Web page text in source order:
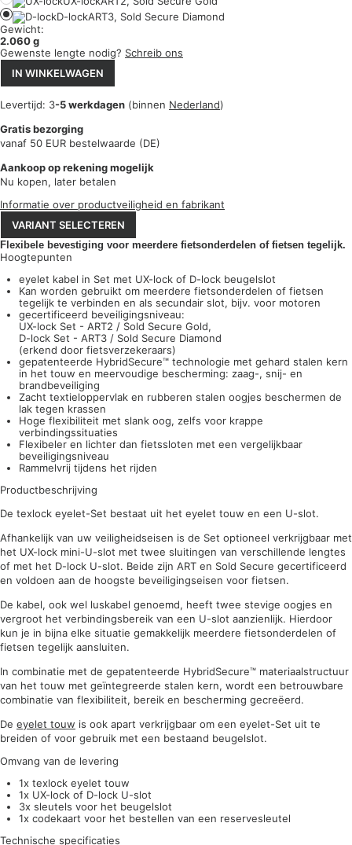
D-lockART3, Sold Secure Diamond
Gewicht:
2.060 g
Gewenste lengte nodig? Schreib ons
IN WINKELWAGEN
Levertijd: 3-5 werkdagen (binnen Nederland)
Gratis bezorging
vanaf 50 EUR bestelwaarde (DE)
Aankoop op rekening mogelijk
Nu kopen, later betalen
Informatie over productveiligheid en fabrikant
VARIANT SELECTEREN
Flexibele bevestiging voor meerdere fietsonderdelen of fietsen tegelijk.
Hoogtepunten
eyelet kabel in Set met UX-lock of D-lock beugelslot
Kan worden gebruikt om meerdere fietsonderdelen of fietsen
tegelijk te verbinden en als secundair slot, bijv. voor motoren
gecertificeerd beveiligingsniveau:
UX-lock Set - ART2 / Sold Secure Gold,
D-lock Set - ART3 / Sold Secure Diamond
(erkend door fietsverzekeraars)
gepatenteerde HybridSecure™ technologie met gehard stalen kern
in het touw en meervoudige bescherming: zaag-, snij- en
brandbeveiliging
Zacht textieloppervlak en rubberen stalen oogjes beschermen de
lak tegen krassen
Hoge flexibiliteit met slank oog, zelfs voor krappe
verbindingssituaties
Flexibeler en lichter dan fietssloten met een vergelijkbaar
beveiligingsniveau
Rammelvrij tijdens het rijden
Productbeschrijving
De texlock eyelet-Set bestaat uit het eyelet touw en een U-slot.
Afhankelijk van uw veiligheidseisen is de Set optioneel verkrijgbaar met
het UX-lock mini-U-slot met twee sluitingen van verschillende lengtes
of met het D-lock U-slot. Beide zijn ART en Sold Secure gecertificeerd
en voldoen aan de hoogste beveiligingseisen voor fietsen.
De kabel, ook wel luskabel genoemd, heeft twee stevige oogjes en
vergroot het verbindingsbereik van een U-slot aanzienlijk. Hierdoor
kun je in bijna elke situatie gemakkelijk meerdere fietsonderdelen of
fietsen tegelijk aansluiten.
In combinatie met de gepatenteerde HybridSecure™ materiaalstructuur
van het touw met geïntegreerde stalen kern, wordt een betrouwbare
combinatie van flexibiliteit, bereik en bescherming gecreëerd.
De eyelet touw is ook apart verkrijgbaar om een eyelet-Set uit te
breiden of voor gebruik met een bestaand beugelslot.
Omvang van de levering
1x texlock eyelet touw
1x UX-lock of D-lock U-slot
3x sleutels voor het beugelslot
1x codekaart voor het bestellen van een reservesleutel
Technische specificaties